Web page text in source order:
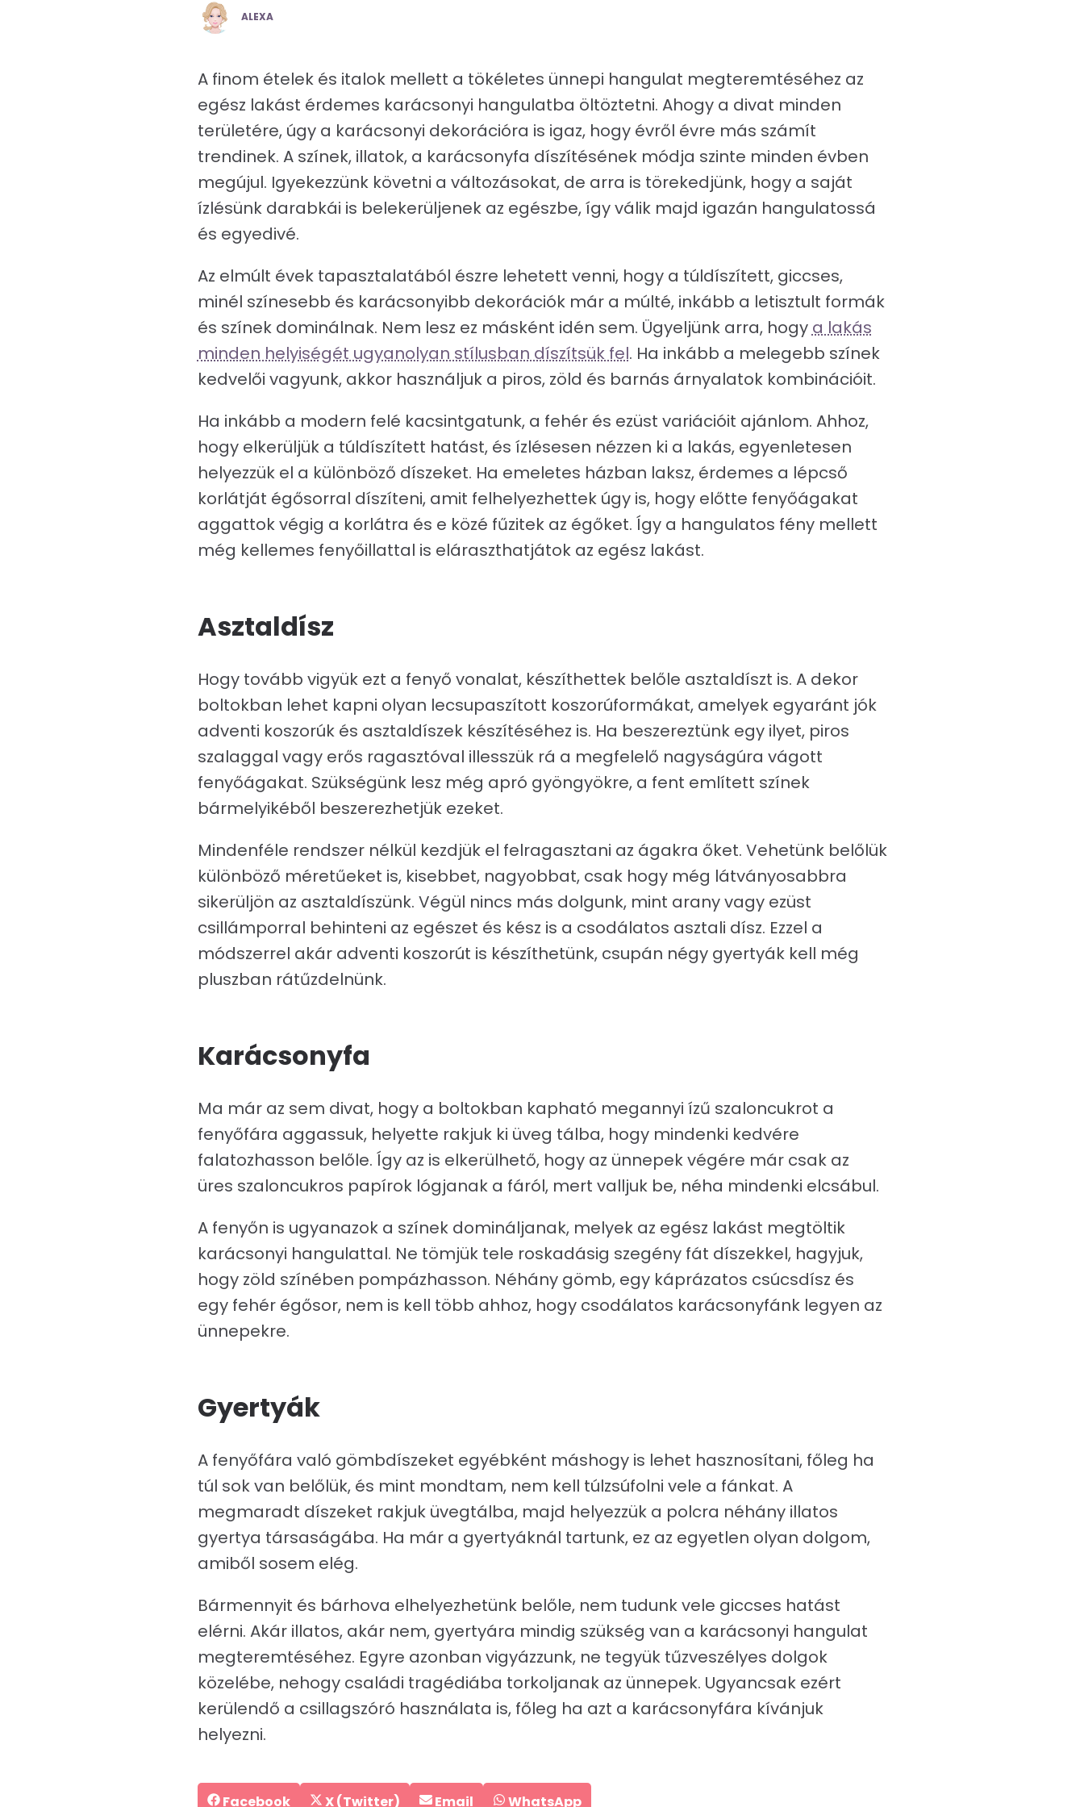
POSTED
ALEXA
A finom ételek és italok mellett a tökéletes ünnepi hangulat megteremtéséhez az
egész lakást érdemes karácsonyi hangulatba öltöztetni. Ahogy a divat minden
területére, úgy a karácsonyi dekorációra is igaz, hogy évről évre más számít
trendinek. A színek, illatok, a karácsonyfa díszítésének módja szinte minden évben
megújul. Igyekezzünk követni a változásokat, de arra is törekedjünk, hogy a saját
ízlésünk darabkái is belekerüljenek az egészbe, így válik majd igazán hangulatossá
és egyedivé.
Az elmúlt évek tapasztalatából észre lehetett venni, hogy a túldíszített, giccses,
minél színesebb és karácsonyibb dekorációk már a múlté, inkább a letisztult formák
és színek dominálnak. Nem lesz ez másként idén sem. Ügyeljünk arra, hogy a lakás
minden helyiségét ugyanolyan stílusban díszítsük fel. Ha inkább a melegebb színek
kedvelői vagyunk, akkor használjuk a piros, zöld és barnás árnyalatok kombinációit.
Ha inkább a modern felé kacsintgatunk, a fehér és ezüst variációit ajánlom. Ahhoz,
hogy elkerüljük a túldíszített hatást, és ízlésesen nézzen ki a lakás, egyenletesen
helyezzük el a különböző díszeket. Ha emeletes házban laksz, érdemes a lépcső
korlátját égősorral díszíteni, amit felhelyezhettek úgy is, hogy előtte fenyőágakat
aggattok végig a korlátra és e közé fűzitek az égőket. Így a hangulatos fény mellett
még kellemes fenyőillattal is eláraszthatjátok az egész lakást.
Asztaldísz
Hogy tovább vigyük ezt a fenyő vonalat, készíthettek belőle asztaldíszt is. A dekor
boltokban lehet kapni olyan lecsupaszított koszorúformákat, amelyek egyaránt jók
adventi koszorúk és asztaldíszek készítéséhez is. Ha beszereztünk egy ilyet, piros
szalaggal vagy erős ragasztóval illesszük rá a megfelelő nagyságúra vágott
fenyőágakat. Szükségünk lesz még apró gyöngyökre, a fent említett színek
bármelyikéből beszerezhetjük ezeket.
Mindenféle rendszer nélkül kezdjük el felragasztani az ágakra őket. Vehetünk belőlük
különböző méretűeket is, kisebbet, nagyobbat, csak hogy még látványosabbra
sikerüljön az asztaldíszünk. Végül nincs más dolgunk, mint arany vagy ezüst
csillámporral behinteni az egészet és kész is a csodálatos asztali dísz. Ezzel a
módszerrel akár adventi koszorút is készíthetünk, csupán négy gyertyák kell még
pluszban rátűzdelnünk.
Karácsonyfa
Ma már az sem divat, hogy a boltokban kapható megannyi ízű szaloncukrot a
fenyőfára aggassuk, helyette rakjuk ki üveg tálba, hogy mindenki kedvére
falatozhasson belőle. Így az is elkerülhető, hogy az ünnepek végére már csak az
üres szaloncukros papírok lógjanak a fáról, mert valljuk be, néha mindenki elcsábul.
A fenyőn is ugyanazok a színek domináljanak, melyek az egész lakást megtöltik
karácsonyi hangulattal. Ne tömjük tele roskadásig szegény fát díszekkel, hagyjuk,
hogy zöld színében pompázhasson. Néhány gömb, egy káprázatos csúcsdísz és
egy fehér égősor, nem is kell több ahhoz, hogy csodálatos karácsonyfánk legyen az
ünnepekre.
Gyertyák
A fenyőfára való gömbdíszeket egyébként máshogy is lehet hasznosítani, főleg ha
túl sok van belőlük, és mint mondtam, nem kell túlzsúfolni vele a fánkat. A
megmaradt díszeket rakjuk üvegtálba, majd helyezzük a polcra néhány illatos
gyertya társaságába. Ha már a gyertyáknál tartunk, ez az egyetlen olyan dolgom,
amiből sosem elég.
Bármennyit és bárhova elhelyezhetünk belőle, nem tudunk vele giccses hatást
elérni. Akár illatos, akár nem, gyertyára mindig szükség van a karácsonyi hangulat
megteremtéséhez. Egyre azonban vigyázzunk, ne tegyük tűzveszélyes dolgok
közelébe, nehogy családi tragédiába torkoljanak az ünnepek. Ugyancsak ezért
kerülendő a csillagszóró használata is, főleg ha azt a karácsonyfára kívánjuk
helyezni.
Share
Facebook
Share
X (Twitter)
Share
Email
Share
WhatsApp